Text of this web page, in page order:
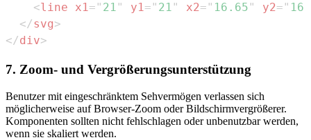
<line x1= " 21 " y1= " 21 " x2= " 16.65 " y2= "
</svg>
</div>
7. Zoom- und Vergrößerungsunterstützung
Benutzer mit eingeschränktem Sehvermögen verlassen sich
möglicherweise auf Browser-Zoom oder Bildschirmvergrößerer.
Komponenten sollten nicht fehlschlagen oder unbenutzbar werden,
wenn sie skaliert werden.